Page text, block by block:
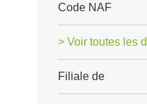
Code NAF
> Voir toutes les
Filiale de